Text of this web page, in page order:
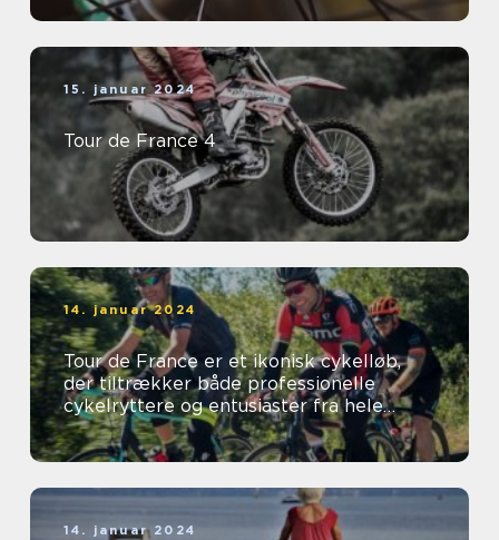
15. januar 2024
Tour de France 4
14. januar 2024
Tour de France er et ikonisk cykelløb,
der tiltrækker både professionelle
cykelryttere og entusiaster fra hele
verden
14. januar 2024